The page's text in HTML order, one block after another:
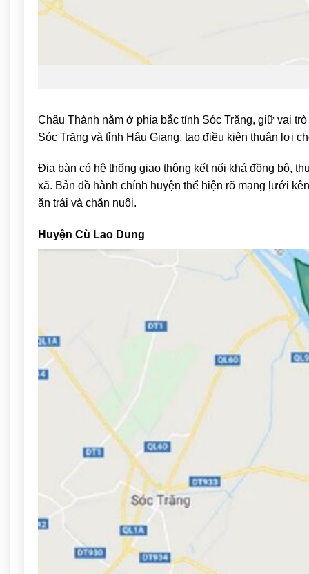
Châu Thành nằm ở phía bắc tỉnh Sóc Trăng, giữ vai
Sóc Trăng và tỉnh Hậu Giang, tạo điều kiện thuận lợi
Địa bàn có hệ thống giao thông kết nối khá đồng bộ,
xã. Bản đồ hành chính huyện thể hiện rõ mạng lưới
ăn trái và chăn nuôi.
Huyện Cù Lao Dung